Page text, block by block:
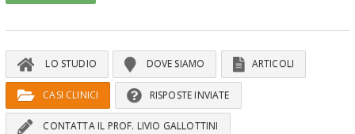
LO STUDIO DOVE SIAMO ARTICOLI
CASI CLINICI RISPOSTE INVIATE
CONTATTA IL PROF. LIVIO GALLOTTINI